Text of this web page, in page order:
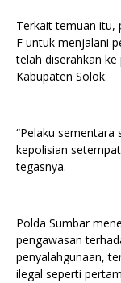
Terkait temuan itu,
F untuk menjalani
telah diserahkan
Kabupaten Solok.
“Pelaku sementara
kepolisian
tegasnya.
Polda Sumbar
pengawasan
penyalahgunaan,
ilegal seperti